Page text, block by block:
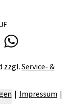
zzgl.Service- &
Impressum